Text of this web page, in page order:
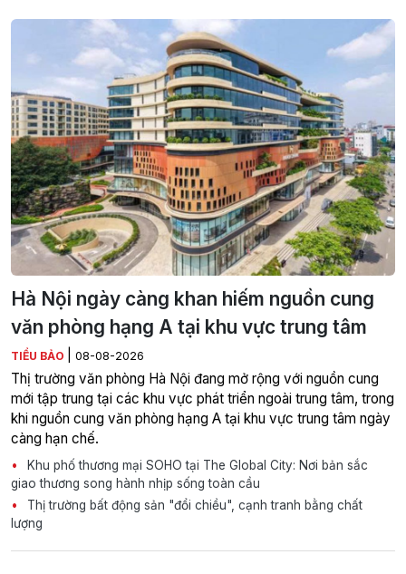
Hà Nội ngày càng khan hiếm nguồn cung
văn phòng hạng A tại khu vực trung tâm
TIỂU BẢO 08-08-2026
Thị trường văn phòng Hà Nội đang mở rộng với nguồn cung
mới tập trung tại các khu vực phát triển ngoài trung tâm, trong
khi nguồn cung văn phòng hạng A tại khu vực trung tâm ngày
càng hạn chế.
Khu phố thương mại SOHO tại The Global City: Nơi bản sắc
giao thương song hành nhịp sống toàn cầu
Thị trường bất động sản "đổi chiều", cạnh tranh bằng chất
lượng